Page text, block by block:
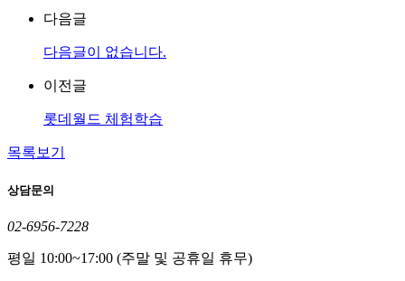
다음글
다음글이 없습니다.
이전글
롯데월드 체험학습
목록보기
상담문의
02-6956-7228
평일 10:00~17:00 (주말 및 공휴일 휴무)